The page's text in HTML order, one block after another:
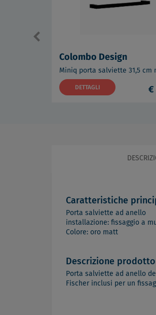
Colombo Design
DETTAGLI €
Caratteristiche
Porta salviette ad anello
installazione: fissaggio a
Colore: oro matt
Descrizione prodotto
Porta salviette ad anello
Fischer inclusi per un